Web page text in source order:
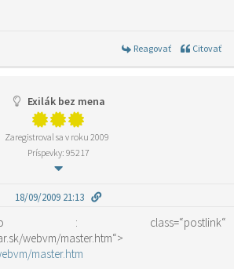
Reagovať Citovať
Exilák bez mena
Zaregistroval sa v roku 2009
Príspevky: 95217
18/09/2009 21:13
toto : class=“postlink“
webvm/master.htm“>
master.htm